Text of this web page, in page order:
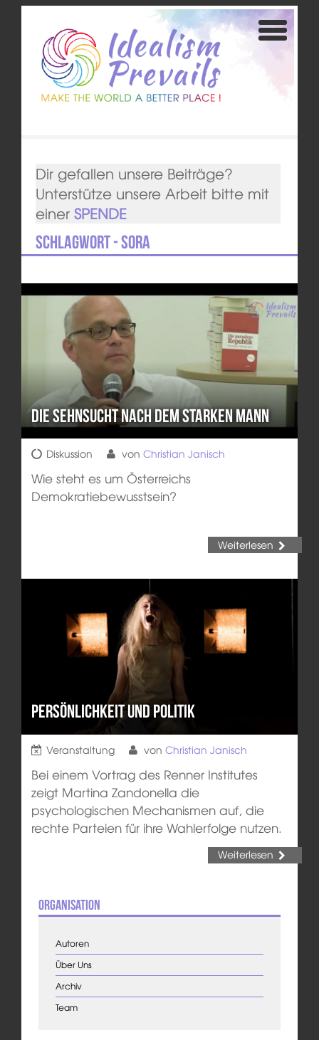
Dir gefallen unsere Beiträge?
Unterstütze unsere Arbeit bitte mit
einer SPENDE
Schlagwort - SORA
Die Sehnsucht nach dem starken Mann
Diskussion von Christian Janisch
Wie steht es um Österreichs
Demokratiebewusstsein?
Weiterlesen
Persönlichkeit und Politik
Veranstaltung von Christian Janisch
Bei einem Vortrag des Renner Institutes
zeigt Martina Zandonella die
psychologischen Mechanismen auf, die
rechte Parteien für ihre Wahlerfolge nutzen.
Weiterlesen
Organisation
Autoren
Über Uns
Archiv
Team